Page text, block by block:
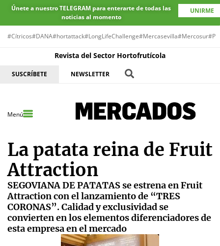
Únete a nuestro TELEGRAM para enterarte de todas las
noticias al momento
UNIRME
#Cítricos#DANA#hortattack#LongLifeChallenge#Mercasevilla#Mercosur
Revista del Sector Hortofrutícola
SUSCRÍBETE NEWSLETTER
Menú
La patata reina de Fruit
Attraction
SEGOVIANA DE PATATAS se estrena en Fruit
Attraction con el lanzamiento de “TRES
CORONAS”. Calidad y exclusividad se
convierten en los elementos diferenciadores de
esta empresa en el mercado